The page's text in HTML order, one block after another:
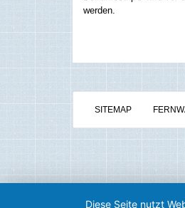
werden.
SITEMAP
Diese Seite nutzt